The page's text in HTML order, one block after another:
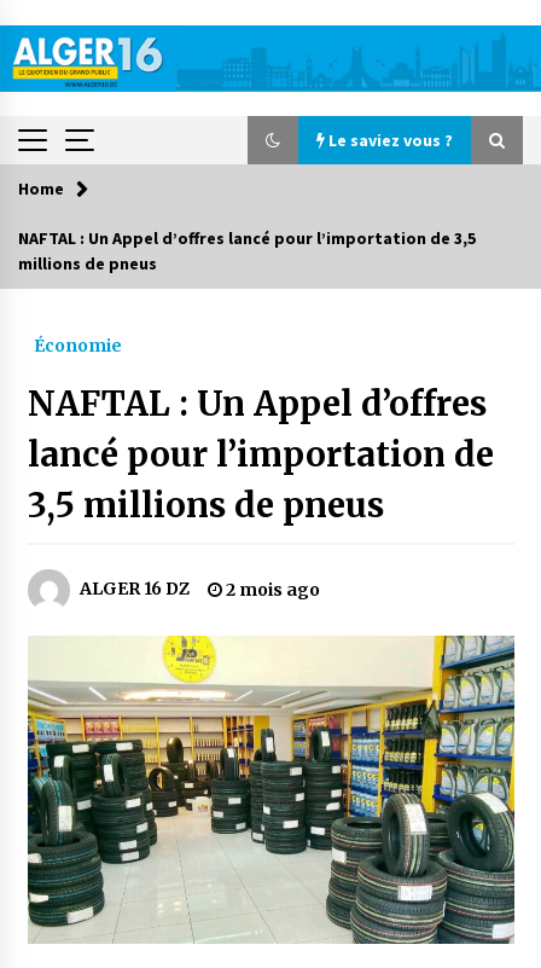
content
Le saviez vous ?
Le saviez vous ?
Début des camps d’été pour un deuxième
groupe d’enfants autistes
Parking de la Promenade des Sablettes : Mis en
service de bornes automatiques
ayants droit
5 jours ago
La Gendarmerie nationale lance ses comptes
officiels sur les réseaux sociaux
1 semaine ago
Droit de change : Le CPA lance une carte VISA
dédiée aux voyages à l’étranger
1 semaine ago
En service à partir du 1er août prochain :
Home
NAFTAL : Un Appel d’offres lancé pour l’importation de 3,5
millions de pneus
Économie
NAFTAL : Un Appel d’offres
lancé pour l’importation de
3,5 millions de pneus
ALGER 16 DZ 2 mois ago